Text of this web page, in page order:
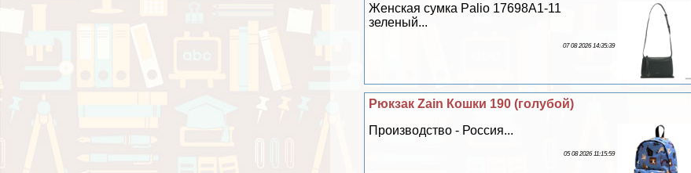
Женская сумка Palio 17698A1-11
зеленый...
07 08 2026 14:35:39
Рюкзак Zain Кошки 190 (гoлyбой)
Производство - Россия...
05 08 2026 11:15:59